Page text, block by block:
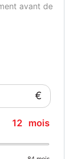
avant de
€
12 mois